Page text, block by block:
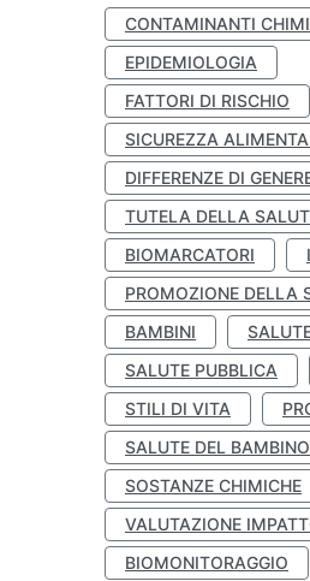
CONTAMINANTI
EPIDEMIOLOGIA
FATTORI DI RISCHIO
SICUREZZA
DIFFERENZE DI
TUTELA DELLA
BIOMARCATORI
PROMOZIONE DELLA
BAMBINI
SALUTE PUBBLICA
STILI DI VITA
SALUTE DEL BAMBINO
SOSTANZE CHIMICHE
VALUTAZIONE
BIOMONITORAGGIO